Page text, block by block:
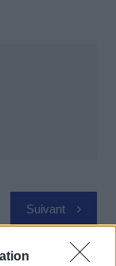
Suivant